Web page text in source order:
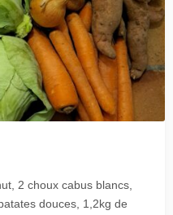
2 choux cabus blancs,
douces, 1,2kg de